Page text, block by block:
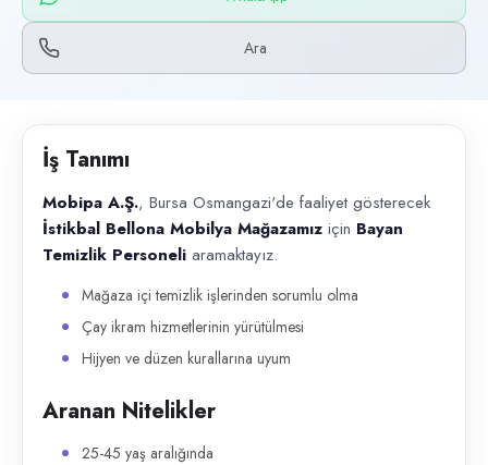
Başvuru kanalları
WhatsApp, Telefon
Mobipa A.Ş. , Bursa Osmangazi'de faaliyet gösterecek İstikbal
Ara
İş Tanımı
Mobipa A.Ş., Bursa Osmangazi'de faaliyet gösterecek
İstikbal Bellona Mobilya Mağazamız için Bayan
Temizlik Personeli aramaktayız.
Mağaza içi temizlik işlerinden sorumlu olma
Çay ikram hizmetlerinin yürütülmesi
Hijyen ve düzen kurallarına uyum
Aranan Nitelikler
25-45 yaş aralığında